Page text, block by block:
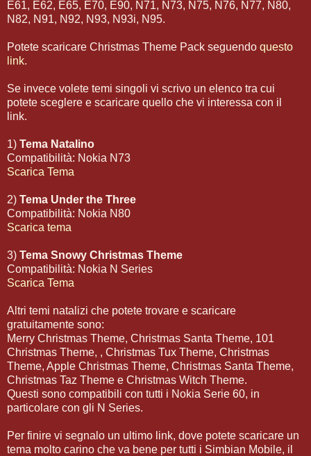
E61, E62, E65, E70, E90, N71, N73, N75, N76, N77, N80,
N82, N91, N92, N93, N93i, N95.
Potete scaricare Christmas Theme Pack seguendo questo
link.
Se invece volete temi singoli vi scrivo un elenco tra cui
potete sceglere e scaricare quello che vi interessa con il
link.
1) Tema Natalino
Compatibilità: Nokia N73
Scarica Tema
2) Tema Under the Three
Compatibilità: Nokia N80
Scarica tema
3) Tema Snowy Christmas Theme
Compatibilità: Nokia N Series
Scarica Tema
Altri temi natalizi che potete trovare e scaricare
gratuitamente sono:
Merry Christmas Theme, Christmas Santa Theme, 101
Christmas Theme, , Christmas Tux Theme, Christmas
Theme, Apple Christmas Theme, Christmas Santa Theme,
Christmas Taz Theme e Christmas Witch Theme.
Questi sono compatibili con tutti i Nokia Serie 60, in
particolare con gli N Series.
Per finire vi segnalo un ultimo link, dove potete scaricare un
tema molto carino che va bene per tutti i Simbian Mobile, il